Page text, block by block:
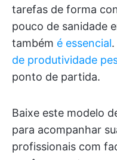
tarefas de forma
pouco de sanidade
também é essencial
de produtividade
ponto de partida.
Baixe este modelo
para acompanhar
profissionais com